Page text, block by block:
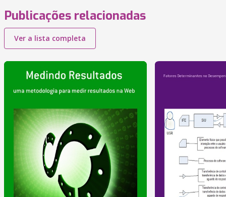
Publicações relacionadas
Ver a lista completa